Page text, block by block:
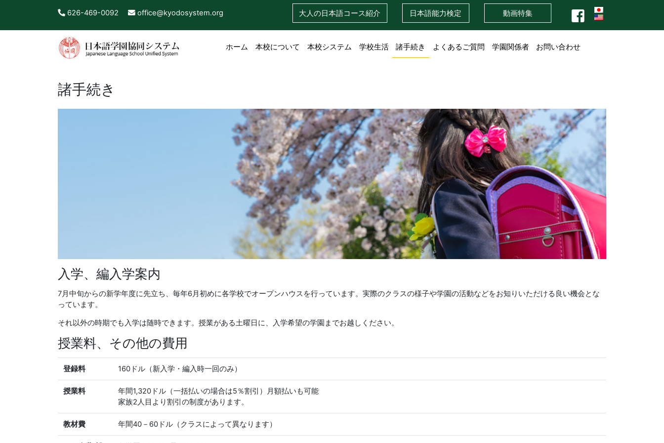
626-469-0092 office@kyodosystem.org 大人の日本語コース紹介 日本語能力検定 動画特集
ホーム 本校について 本校システム 学校生活 諸手続き よくあるご質問 学園関係者 お問い合わせ
諸手続き
入学、編入学案内
7月中旬からの新学年度に先立ち、毎年6月初めに各学校でオープンハウスを行っています。実際のクラスの様子や学園の活動などをお知りいただける良い機会とな
っています。
それ以外の時期でも入学は随時できます。授業がある土曜日に、入学希望の学園までお越しください。
授業料、その他の費用
登録料 160ドル（新入学・編入時一回のみ）
授業料
年間1,320ドル（一括払いの場合は5％割引）月額払いも可能
家族2人目より割引の制度があります。
教材費 年間40－60ドル（クラスによって異なります）